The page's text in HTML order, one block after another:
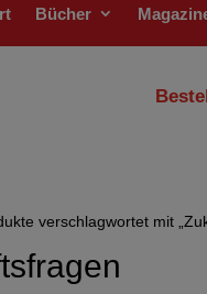
Bücher
verschlagwortet mit